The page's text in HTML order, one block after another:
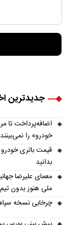
جدیدترین
خودرو» را
بدانید
ملی هنوز بدون
چرخابی نسخه